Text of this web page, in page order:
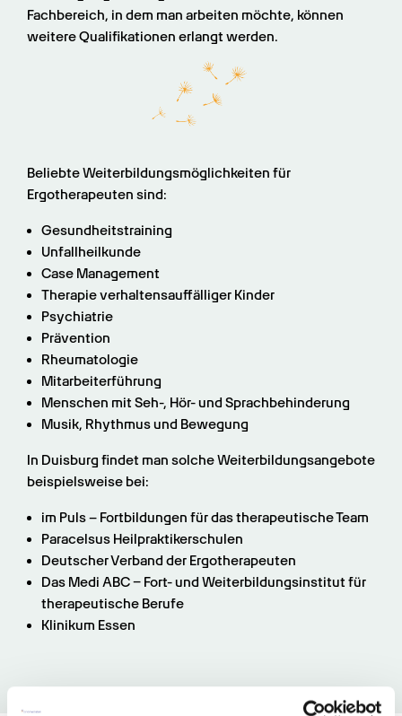
Fachbereich, in dem man arbeiten möchte, können
weitere Qualifikationen erlangt werden.
Beliebte Weiterbildungsmöglichkeiten für
Ergotherapeuten sind:
Gesundheitstraining
Unfallheilkunde
Case Management
Therapie verhaltensauffälliger Kinder
Psychiatrie
Prävention
Rheumatologie
Mitarbeiterführung
Menschen mit Seh-, Hör- und Sprachbehinderung
Musik, Rhythmus und Bewegung
In Duisburg findet man solche Weiterbildungsangebote
beispielsweise bei:
im Puls ­­– Fortbildungen für das therapeutische Team
Paracelsus Heilpraktikerschulen
Deutscher Verband der Ergotherapeuten
Das Medi ABC – Fort- und Weiterbildungsinstitut für
therapeutische Berufe
Klinikum Essen